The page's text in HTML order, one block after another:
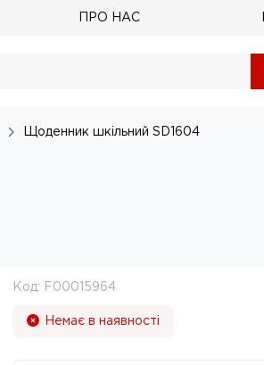
ПРО НАС
Щоденник шкільний SD1604
Код: F00015964
Немає в наявності